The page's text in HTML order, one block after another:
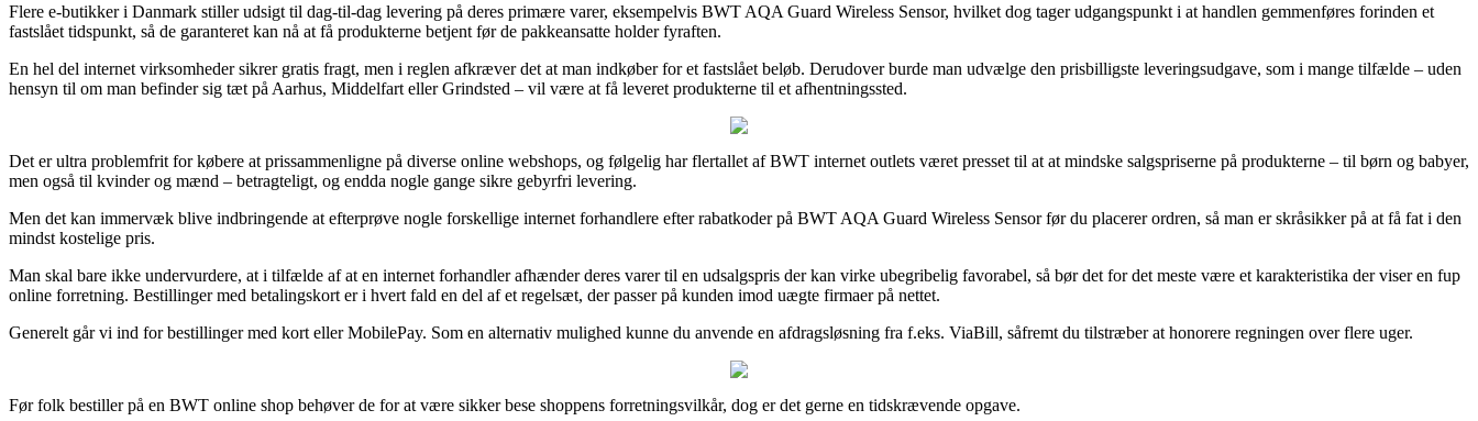
Flere e-butikker i Danmark stiller udsigt til dag-til-dag levering på deres primære varer, eksempelvis BWT AQA Guard Wireless Sensor, hvilket dog tager udgangspunkt i at handlen gemmenføres forinden et
fastslået tidspunkt, så de garanteret kan nå at få produkterne betjent før de pakkeansatte holder fyraften.
En hel del internet virksomheder sikrer gratis fragt, men i reglen afkræver det at man indkøber for et fastslået beløb. Derudover burde man udvælge den prisbilligste leveringsudgave, som i mange tilfælde – uden
hensyn til om man befinder sig tæt på Aarhus, Middelfart eller Grindsted – vil være at få leveret produkterne til et afhentningssted.
Det er ultra problemfrit for købere at prissammenligne på diverse online webshops, og følgelig har flertallet af BWT internet outlets været presset til at at mindske salgspriserne på produkterne – til børn og babyer,
men også til kvinder og mænd – betragteligt, og endda nogle gange sikre gebyrfri levering.
Men det kan immervæk blive indbringende at efterprøve nogle forskellige internet forhandlere efter rabatkoder på BWT AQA Guard Wireless Sensor før du placerer ordren, så man er skråsikker på at få fat i den
mindst kostelige pris.
Man skal bare ikke undervurdere, at i tilfælde af at en internet forhandler afhænder deres varer til en udsalgspris der kan virke ubegribelig favorabel, så bør det for det meste være et karakteristika der viser en fup
online forretning. Bestillinger med betalingskort er i hvert fald en del af et regelsæt, der passer på kunden imod uægte firmaer på nettet.
Generelt går vi ind for bestillinger med kort eller MobilePay. Som en alternativ mulighed kunne du anvende en afdragsløsning fra f.eks. ViaBill, såfremt du tilstræber at honorere regningen over flere uger.
Før folk bestiller på en BWT online shop behøver de for at være sikker bese shoppens forretningsvilkår, dog er det gerne en tidskrævende opgave.